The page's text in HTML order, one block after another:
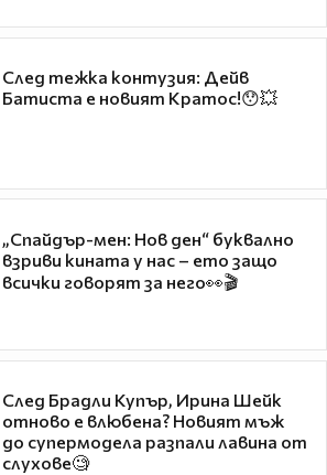
След тежка контузия: Дейв
Батиста е новият Кратос!😯💥
„Спайдър-мен: Нов ден“ буквално
взриви кината у нас – ето защо
всички говорят за него👀🎬
След Брадли Купър, Ирина Шейк
отново е влюбена? Новият мъж
до супермодела разпали лавина от
слухове🧐